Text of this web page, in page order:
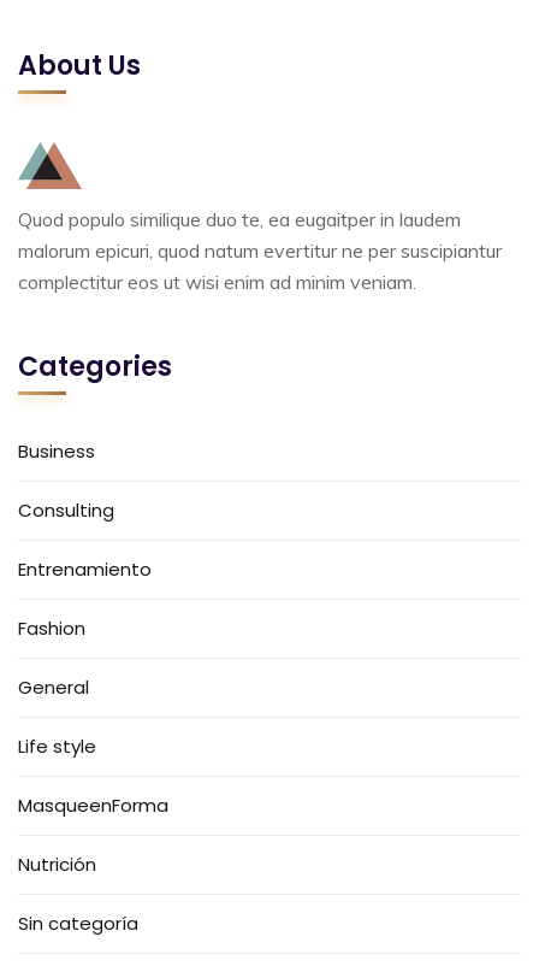
About Us
Quod populo similique duo te, ea eugaitper in laudem
malorum epicuri, quod natum evertitur ne per suscipiantur
complectitur eos ut wisi enim ad minim veniam.
Categories
Business
Consulting
Entrenamiento
Fashion
General
Life style
MasqueenForma
Nutrición
Sin categoría